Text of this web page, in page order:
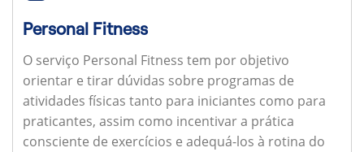
Personal Fitness
O serviço Personal Fitness tem por objetivo
orientar e tirar dúvidas sobre programas de
atividades físicas tanto para iniciantes como para
praticantes, assim como incentivar a prática
consciente de exercícios e adequá-los à rotina do